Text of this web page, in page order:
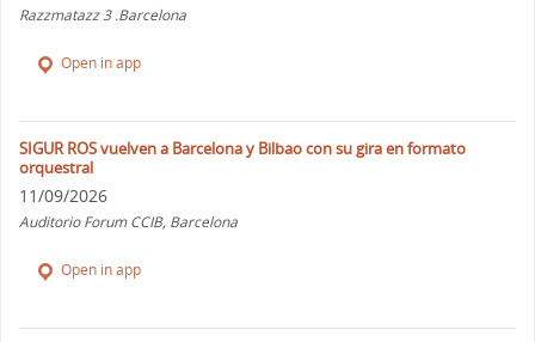
Razzmatazz 3 .Barcelona
Open in app
SIGUR ROS vuelven a Barcelona y Bilbao con su gira en formato
orquestral
11/09/2026
Auditorio Forum CCIB, Barcelona
Open in app